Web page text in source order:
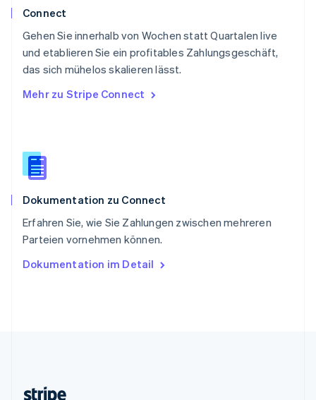
Connect
Gehen Sie innerhalb von Wochen statt Quartalen live
und etablieren Sie ein profitables Zahlungsgeschäft,
das sich mühelos skalieren lässt.
Mehr zu Stripe Connect
Dokumentation zu Connect
Erfahren Sie, wie Sie Zahlungen zwischen mehreren
Parteien vornehmen können.
Dokumentation im Detail
Schweiz
Singapur
English简体中文
Slowakei
Slowenien
English
Spanien
Thailand
Tschechische Republik
English
English